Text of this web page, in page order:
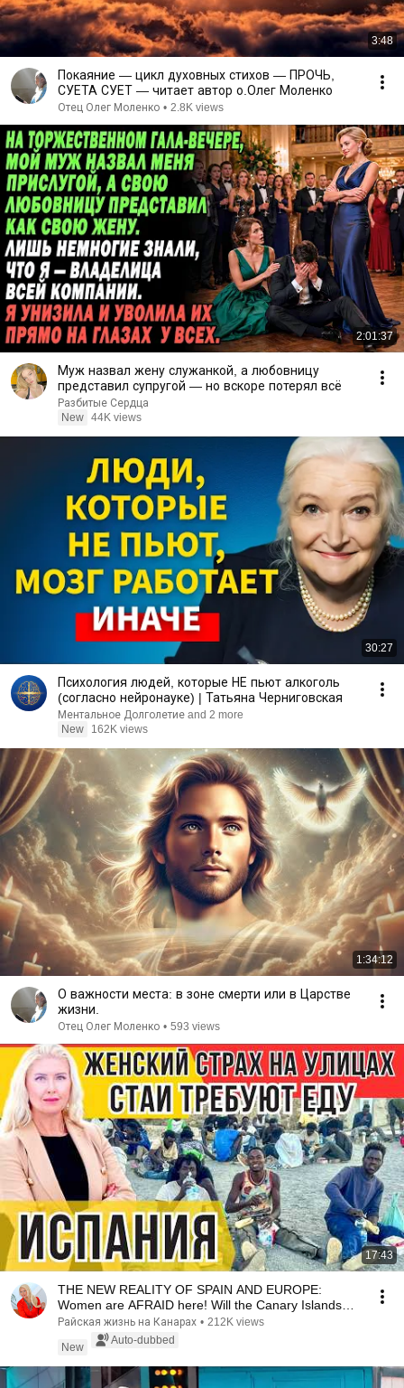
3:48
Покаяние — цикл духовных стихов — ПРОЧЬ,
СУЕТА СУЕТ — читает автор о.Олег Моленко
Отец Олег Моленко • 2.8K views
2:01:37
Муж назвал жену служанкой, а любовницу
представил супругой — но вскоре потерял всё
Разбитые Сердца
New 44K views
30:27
Психология людей, которые НЕ пьют алкоголь
(согласно нейронауке) | Татьяна Черниговская
Ментальное Долголетие and 2 more
New
162K views
1:34:12
О важности места: в зоне смерти или в Царстве
жизни.
Отец Олег Моленко • 593 views
17:43
THE NEW REALITY OF SPAIN AND EUROPE:
Women are AFRAID here! Will the Canary Islands
repeat this n...
Райская жизнь на Канарах • 212K views
New
Auto-dubbed